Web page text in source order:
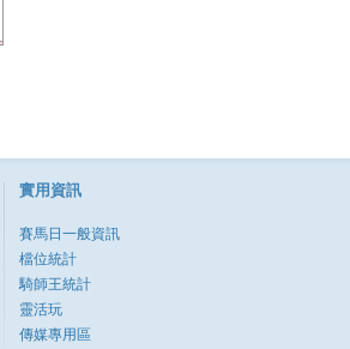
實用資訊
賽馬日一般資訊
檔位統計
騎師王統計
靈活玩
傳媒專用區